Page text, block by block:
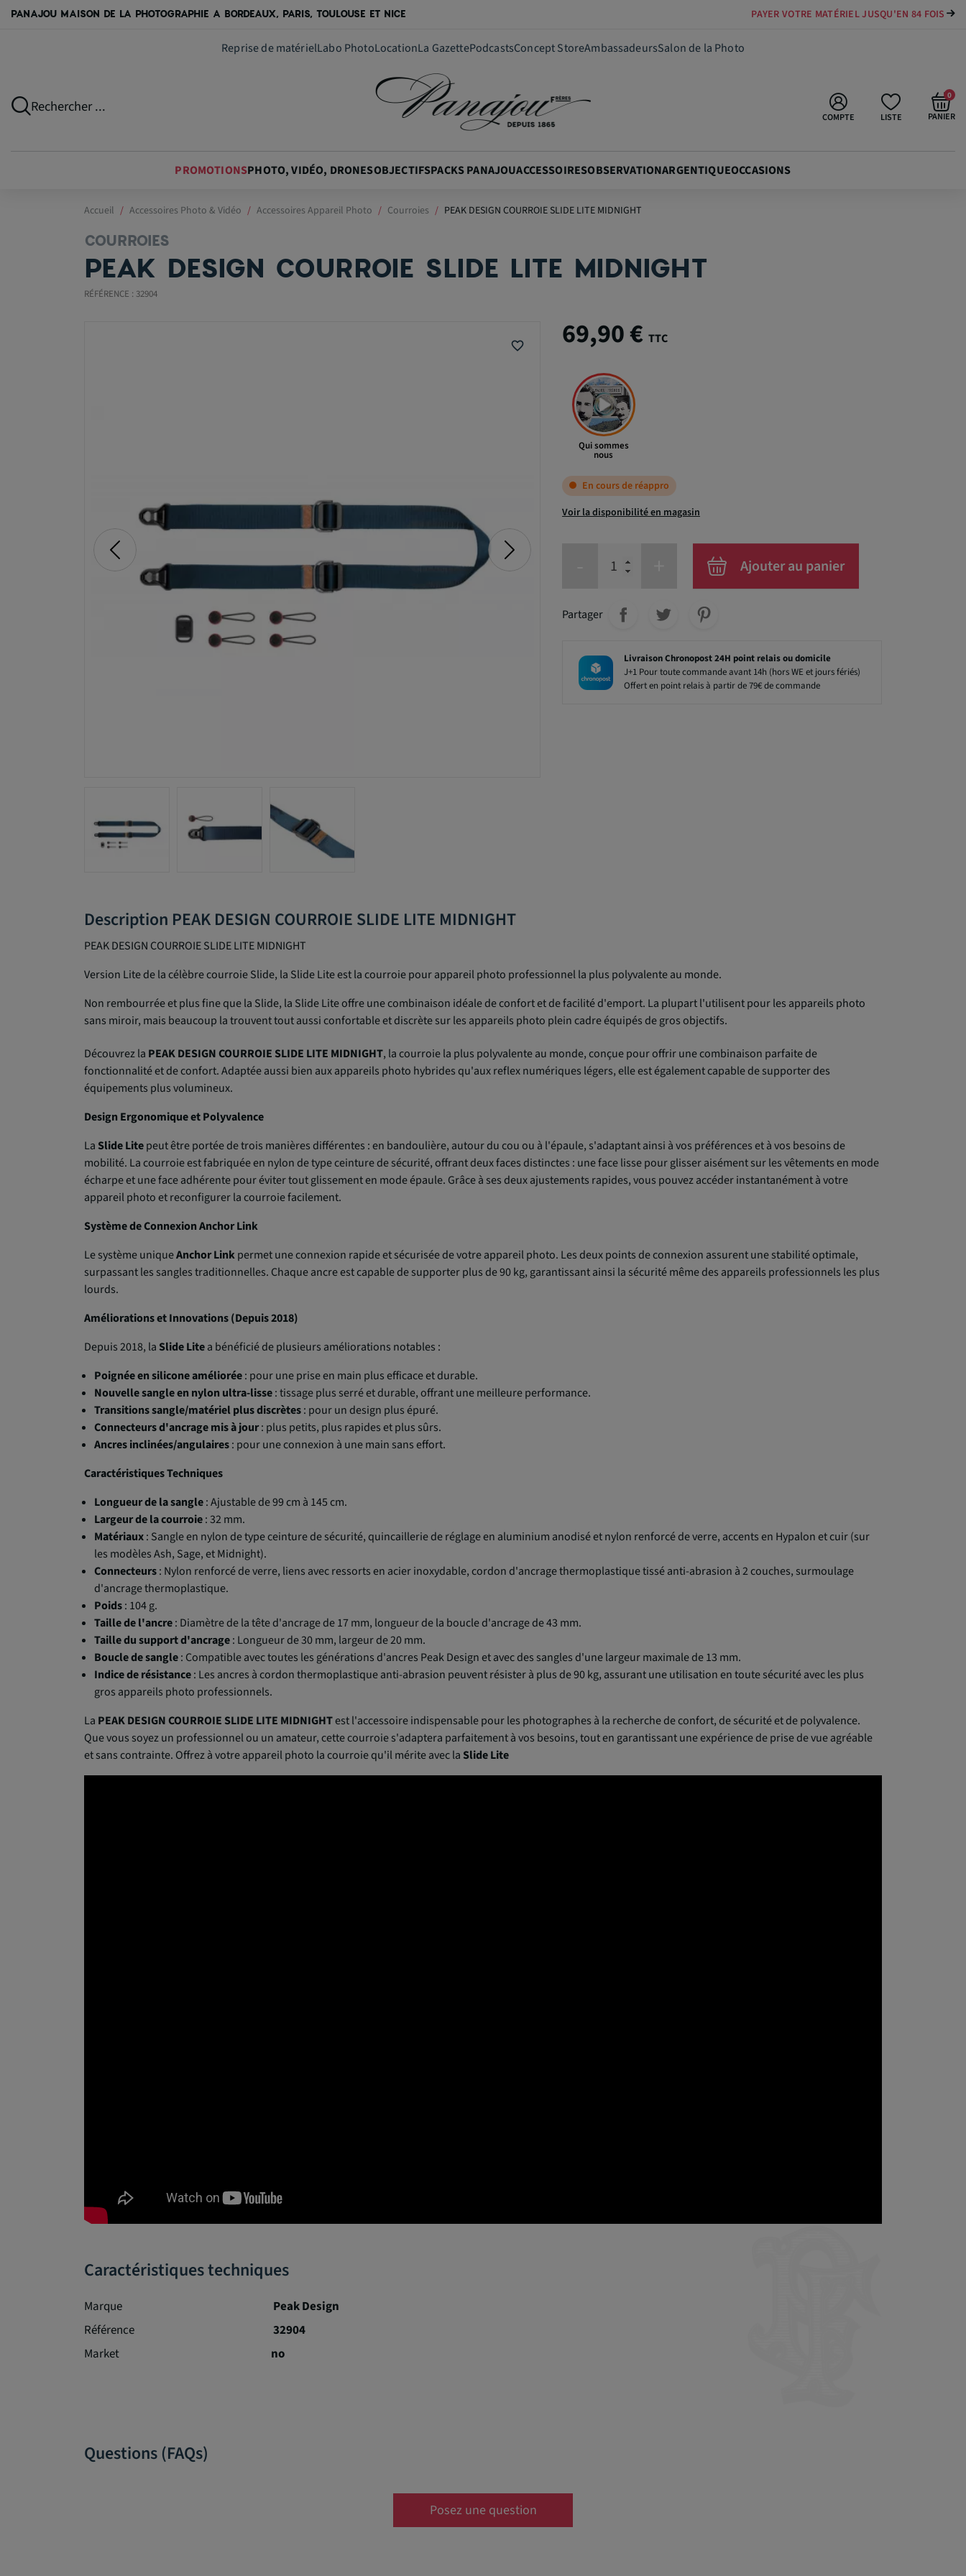
PANAJOU MAISON DE LA PHOTOGRAPHIE A BORDEAUX, PARIS, TOULOUSE ET NICE TOUTES LES PROMOTIONS EN COURS
Reprise de matérielLabo PhotoLocationLa GazettePodcastsConcept StoreAmbassadeursSalon de la Photo
Rechercher ...
LISTE
COMPTE PANIER
0
PROMOTIONSPHOTO, VIDÉO, DRONESOBJECTIFSPACKS PANAJOUACCESSOIRESOBSERVATIONARGENTIQUEOCCASIONS
Accueil Accessoires Photo & Vidéo Accessoires Appareil Photo Courroies PEAK DESIGN COURROIE SLIDE LITE MIDNIGHT
COURROIES
PEAK DESIGN COURROIE SLIDE LITE MIDNIGHT
RÉFÉRENCE : 32904
favorite_border 69,90 € TTC
Qui sommes
nous
En cours de réappro
Voir la disponibilité en magasin
Ajouter au panier
69,90 €
Partager
Livraison Chronopost 24H point relais ou domicile
J+1 Pour toute commande avant 14h (hors WE et jours fériés)
Offert en point relais à partir de 79€ de commande
Description PEAK DESIGN COURROIE SLIDE LITE MIDNIGHT
PEAK DESIGN COURROIE SLIDE LITE MIDNIGHT
Version Lite de la célèbre courroie Slide, la Slide Lite est la courroie pour appareil photo professionnel la plus polyvalente au monde.
Non rembourrée et plus fine que la Slide, la Slide Lite offre une combinaison idéale de confort et de facilité d'emport. La plupart l'utilisent pour les appareils photo
sans miroir, mais beaucoup la trouvent tout aussi confortable et discrète sur les appareils photo plein cadre équipés de gros objectifs.
Découvrez la PEAK DESIGN COURROIE SLIDE LITE MIDNIGHT, la courroie la plus polyvalente au monde, conçue pour offrir une combinaison parfaite de
fonctionnalité et de confort. Adaptée aussi bien aux appareils photo hybrides qu'aux reflex numériques légers, elle est également capable de supporter des
équipements plus volumineux.
Design Ergonomique et Polyvalence
LaSlide Litepeut être portée de trois manières différentes : en bandoulière, autour du cou ou à l'épaule, s'adaptant ainsi à vos préférences et à vos besoins de
mobilité. La courroie est fabriquée en nylon de type ceinture de sécurité, offrant deux faces distinctes : une face lisse pour glisser aisément sur les vêtements en mode
écharpe et une face adhérente pour éviter tout glissement en mode épaule. Grâce à ses deux ajustements rapides, vous pouvez accéder instantanément à votre
appareil photo et reconfigurer la courroie facilement.
Système de Connexion Anchor Link
Le système uniqueAnchor Linkpermet une connexion rapide et sécurisée de votre appareil photo. Les deux points de connexion assurent une stabilité optimale,
surpassant les sangles traditionnelles. Chaque ancre est capable de supporter plus de 90 kg, garantissant ainsi la sécurité même des appareils professionnels les plus
lourds.
Améliorations et Innovations (Depuis 2018)
Depuis 2018, laSlide Litea bénéficié de plusieurs améliorations notables :
Poignée en silicone améliorée: pour une prise en main plus efficace et durable.
Nouvelle sangle en nylon ultra-lisse: tissage plus serré et durable, offrant une meilleure performance.
Transitions sangle/matériel plus discrètes: pour un design plus épuré.
Connecteurs d'ancrage mis à jour: plus petits, plus rapides et plus sûrs.
Ancres inclinées/angulaires: pour une connexion à une main sans effort.
Caractéristiques Techniques
Longueur de la sangle: Ajustable de 99 cm à 145 cm.
Largeur de la courroie: 32 mm.
Matériaux: Sangle en nylon de type ceinture de sécurité, quincaillerie de réglage en aluminium anodisé et nylon renforcé de verre, accents en Hypalon et cuir (sur
les modèles Ash, Sage, et Midnight).
Connecteurs: Nylon renforcé de verre, liens avec ressorts en acier inoxydable, cordon d'ancrage thermoplastique tissé anti-abrasion à 2 couches, surmoulage
d'ancrage thermoplastique.
Poids: 104 g.
Taille de l'ancre: Diamètre de la tête d'ancrage de 17 mm, longueur de la boucle d'ancrage de 43 mm.
Taille du support d'ancrage: Longueur de 30 mm, largeur de 20 mm.
Boucle de sangle: Compatible avec toutes les générations d'ancres Peak Design et avec des sangles d'une largeur maximale de 13 mm.
Indice de résistance: Les ancres à cordon thermoplastique anti-abrasion peuvent résister à plus de 90 kg, assurant une utilisation en toute sécurité avec les plus
gros appareils photo professionnels.
La PEAK DESIGN COURROIE SLIDE LITE MIDNIGHTest l'accessoire indispensable pour les photographes à la recherche de confort, de sécurité et de polyvalence.
Que vous soyez un professionnel ou un amateur, cette courroie s'adaptera parfaitement à vos besoins, tout en garantissant une expérience de prise de vue agréable
et sans contrainte. Offrez à votre appareil photo la courroie qu'il mérite avec laSlide Lite
Caractéristiques techniques
Marque
Peak Design
Référence
32904
Market
no
Questions (FAQs)
Posez une question